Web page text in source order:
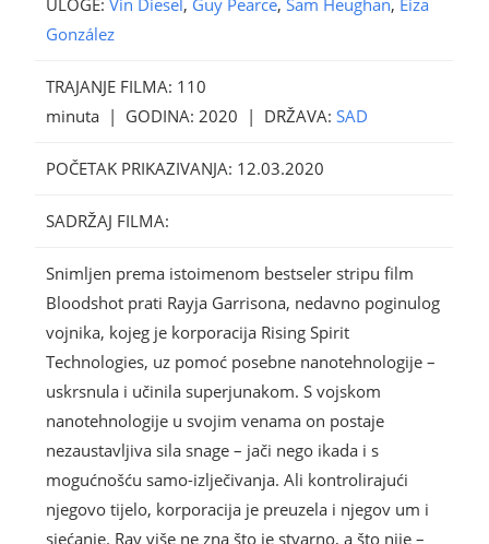
ULOGE: Vin Diesel, Guy Pearce,Sam Heughan, Eiza
González
TRAJANJE FILMA: 110
minuta | GODINA: 2020 | DRŽAVA: SAD
POČETAK PRIKAZIVANJA: 12.03.2020
SADRŽAJ FILMA:
Snimljen prema istoimenom bestseler stripu film
Bloodshot prati Rayja Garrisona, nedavno poginulog
vojnika, kojeg je korporacija Rising Spirit
Technologies, uz pomoć posebne nanotehnologije –
uskrsnula i učinila superjunakom. S vojskom
nanotehnologije u svojim venama on postaje
nezaustavljiva sila snage – jači nego ikada i s
mogućnošću samo-izlječivanja. Ali kontrolirajući
njegovo tijelo, korporacija je preuzela i njegov um i
sjećanje. Ray više ne zna što je stvarno, a što nije –